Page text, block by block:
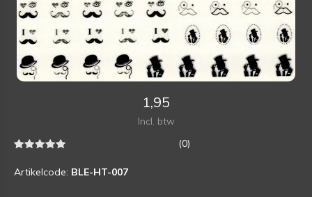
1,95
Incl. btw
(0)
Artikelcode: BLE-HT-007